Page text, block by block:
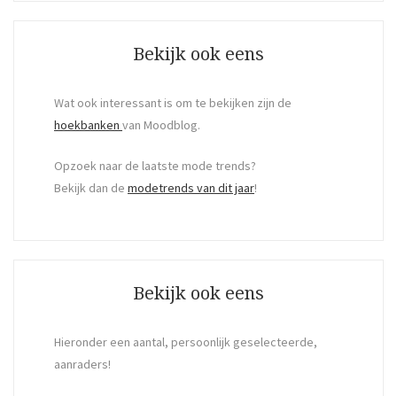
Bekijk ook eens
Wat ook interessant is om te bekijken zijn de
hoekbanken van Moodblog.
Opzoek naar de laatste mode trends?
Bekijk dan de modetrends van dit jaar!
Bekijk ook eens
Hieronder een aantal, persoonlijk geselecteerde,
aanraders!